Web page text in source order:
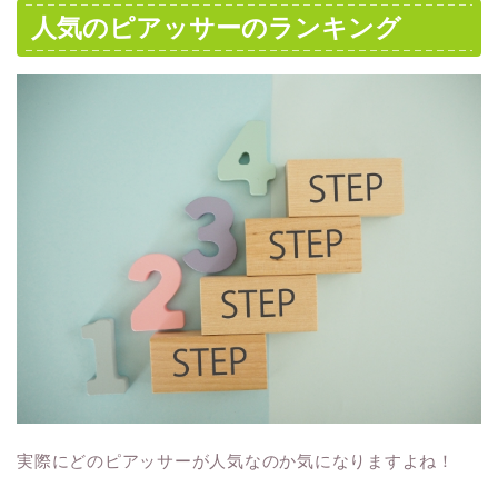
人気のピアッサーのランキング
実際にどのピアッサーが人気なのか気になりますよね！